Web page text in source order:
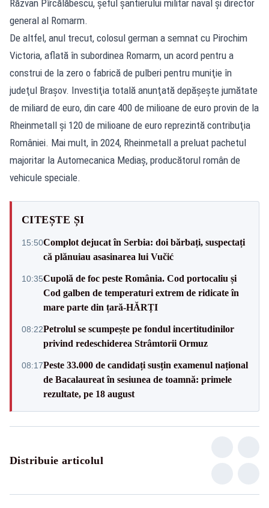
Răzvan Pîrcălăbescu, șeful șantierului militar naval și director
general al Romarm.
De altfel, anul trecut, colosul german a semnat cu Pirochim
Victoria, aflată în subordinea Romarm, un acord pentru a
construi de la zero o fabrică de pulberi pentru muniţie în
judeţul Braşov. Investiţia totală anunţată depăşeş­te jumătate
de miliard de euro, din care 400 de milioane de euro provin de la
Rheinmetall şi 120 de milioane de euro repre­zintă con­tri­buţia
României. Mai mult, în 2024, Rheinmetall a preluat pachetul
majoritar la Automecanica Mediaş, producătorul român de
vehicule speciale.
CITEȘTE ȘI
15:50Complot dejucat în Serbia: doi bărbați, suspectați
că plănuiau asasinarea lui Vučić
10:35Cupolă de foc peste România. Cod portocaliu și
Cod galben de temperaturi extrem de ridicate în
mare parte din țară-HĂRȚI
08:22Petrolul se scumpește pe fondul incertitudinilor
privind redeschiderea Strâmtorii Ormuz
08:17Peste 33.000 de candidați susțin examenul național
de Bacalaureat în sesiunea de toamnă: primele
rezultate, pe 18 august
Distribuie articolul